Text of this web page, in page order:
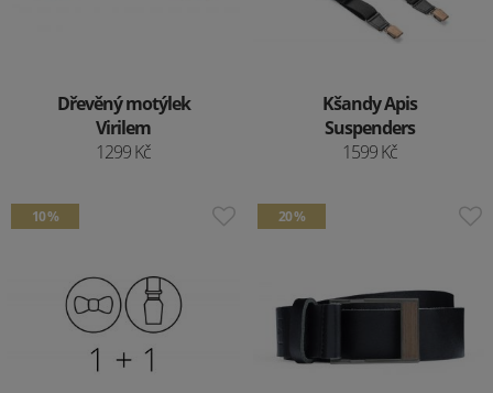
Dřevěný motýlek
Virilem
1299 Kč
Kšandy Apis
Suspenders
1599 Kč
10 % 20 %